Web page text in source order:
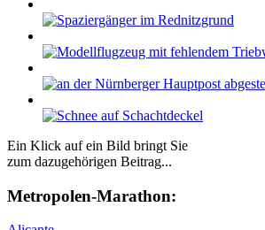
Ein Klick auf ein Bild bringt Sie
zum dazugehörigen Beitrag...
Me­tro­po­len-Ma­ra­thon: